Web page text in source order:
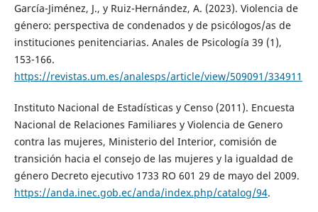
García-Jiménez, J., y Ruiz-Hernández, A. (2023). Violencia de
género: perspectiva de condenados y de psicólogos/as de
instituciones penitenciarias. Anales de Psicología 39 (1),
153-166.
https://revistas.um.es/analesps/article/view/509091/334911
Instituto Nacional de Estadísticas y Censo (2011). Encuesta
Nacional de Relaciones Familiares y Violencia de Genero
contra las mujeres, Ministerio del Interior, comisión de
transición hacia el consejo de las mujeres y la igualdad de
género Decreto ejecutivo 1733 RO 601 29 de mayo del 2009.
https://anda.inec.gob.ec/anda/index.php/catalog/94.